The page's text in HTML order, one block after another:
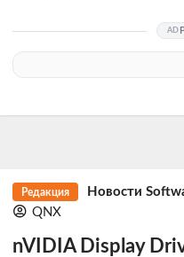
Редакция Новости
QNX
nVIDIA Display